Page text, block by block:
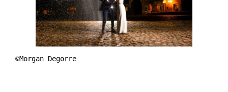
©Morgan Degorre